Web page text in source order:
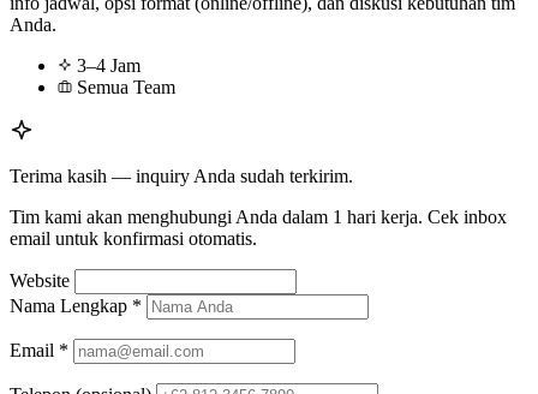
Anda.
3–4 Jam
Semua Team
Terima kasih — inquiry Anda sudah terkirim.
Tim kami akan menghubungi Anda dalam 1 hari kerja. Cek inbox
email untuk konfirmasi otomatis.
Website
Nama Lengkap *
Email *